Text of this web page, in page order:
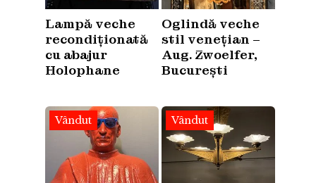
Lampă veche
recondiționată
cu abajur
Holophane
Oglindă veche
stil venețian –
Aug. Zwoelfer,
București
Vândut Vândut